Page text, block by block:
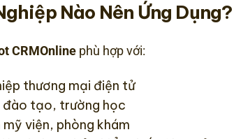
Nào Nên Ứng Dụng?
CRMOnline phù hợp với:
thương mại điện tử
đào tạo, trường học
viện, phòng khám